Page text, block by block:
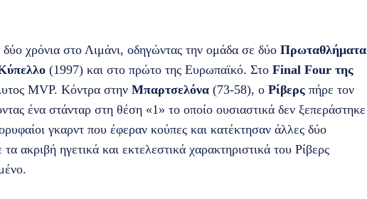
χρόνια στο Λιμάνι, οδηγώντας την ομάδα σε δύο Πρωταθλήματα
(1997) και στο πρώτο της Ευρωπαϊκό. Στο Final Four της
MVP. Κόντρα στην Μπαρτσελόνα (73-58), ο Ρίβερς πήρε τον
ένα στάνταρ στη θέση «1» το οποίο ουσιαστικά δεν ξεπεράστηκε
γκαρντ που έφεραν κούπες και κατέκτησαν άλλες δύο
τα ακριβή ηγετικά και εκτελεστικά χαρακτηριστικά του Ρίβερς